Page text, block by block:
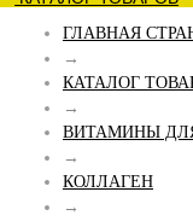
ГЛАВНАЯ
→
КАТАЛОГ
→
ВИТАМИНЫ
→
КОЛЛАГЕН
→